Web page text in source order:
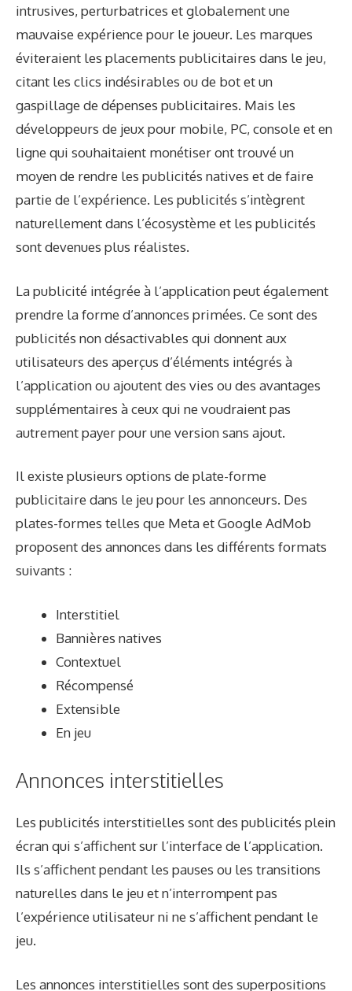
intrusives, perturbatrices et globalement une
mauvaise expérience pour le joueur. Les marques
éviteraient les placements publicitaires dans le jeu,
citant les clics indésirables ou de bot et un
gaspillage de dépenses publicitaires. Mais les
développeurs de jeux pour mobile, PC, console et en
ligne qui souhaitaient monétiser ont trouvé un
moyen de rendre les publicités natives et de faire
partie de l’expérience. Les publicités s’intègrent
naturellement dans l’écosystème et les publicités
sont devenues plus réalistes.
La publicité intégrée à l’application peut également
prendre la forme d’annonces primées. Ce sont des
publicités non désactivables qui donnent aux
utilisateurs des aperçus d’éléments intégrés à
l’application ou ajoutent des vies ou des avantages
supplémentaires à ceux qui ne voudraient pas
autrement payer pour une version sans ajout.
Il existe plusieurs options de plate-forme
publicitaire dans le jeu pour les annonceurs. Des
plates-formes telles que Meta et Google AdMob
proposent des annonces dans les différents formats
suivants :
Interstitiel
Bannières natives
Contextuel
Récompensé
Extensible
En jeu
Annonces interstitielles
Les publicités interstitielles sont des publicités plein
écran qui s’affichent sur l’interface de l’application.
Ils s’affichent pendant les pauses ou les transitions
naturelles dans le jeu et n’interrompent pas
l’expérience utilisateur ni ne s’affichent pendant le
jeu.
Les annonces interstitielles sont des superpositions